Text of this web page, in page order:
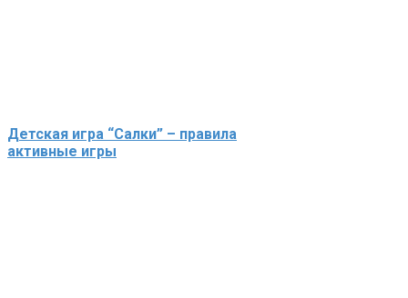
Детская игра “Салки” – правила
активные игры